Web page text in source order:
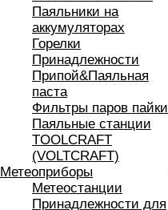
Паяльники на
аккумуляторах
Горелки
Принадлежности
Припой&Паяльная
паста
Фильтры паров пайки
Паяльные станции
TOOLCRAFT
(VOLTCRAFT)
Метеоприборы
Метеостанции
Принадлежности для